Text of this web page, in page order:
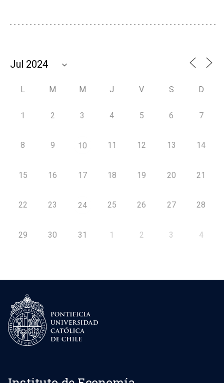
L M M J V S D
1 2 3 4 5 6 7
8 9 10 11 12 13 14
15 16 17 18 19 20 21
22 23 24 25 26 27 28
29 30 31 1 2 3 4